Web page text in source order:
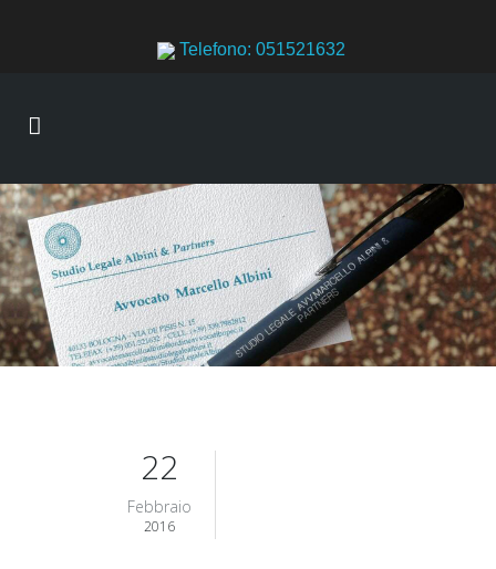
Telefono: 051521632
22
Febbraio
2016